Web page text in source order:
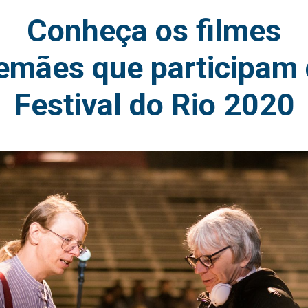
Conheça os filmes
que participam
Festival do Rio 2020